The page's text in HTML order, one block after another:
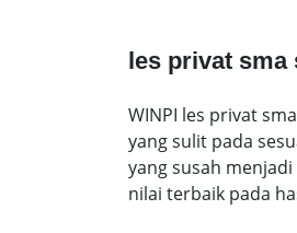
les privat
WINPI les privat
yang sulit pada
yang susah
nilai terbaik pada